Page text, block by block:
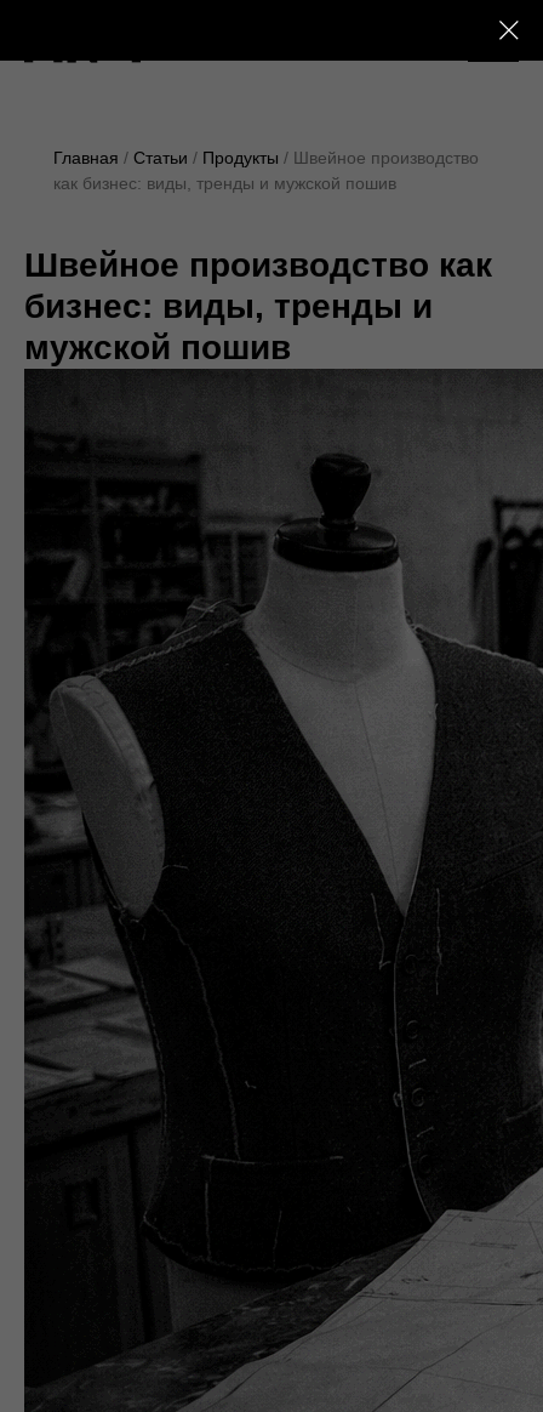
Главная Статьи Продукты
Швейное производство
как бизнес: виды, тренды и мужской пошив
Швейное производство как
бизнес: виды, тренды и
мужской пошив